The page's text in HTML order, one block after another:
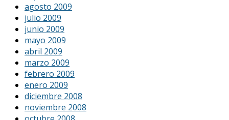
agosto 2009
julio 2009
junio 2009
mayo 2009
abril 2009
marzo 2009
febrero 2009
enero 2009
diciembre 2008
noviembre 2008